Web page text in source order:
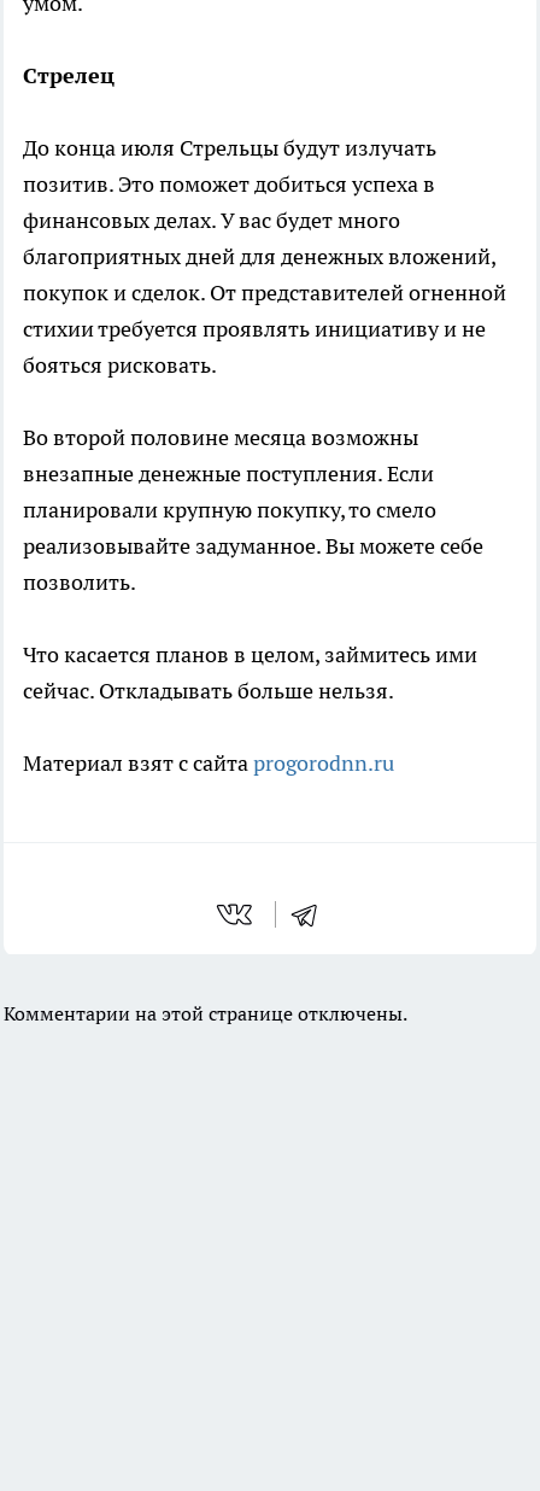
Стрелец
До конца июля Стрельцы будут излучать
позитив. Это поможет добиться успеха в
финансовых делах. У вас будет много
благоприятных дней для денежных вложений,
покупок и сделок. От представителей огненной
стихии требуется проявлять инициативу и не
бояться рисковать.
Во второй половине месяца возможны
внезапные денежные поступления. Если
планировали крупную покупку, то смело
реализовывайте задуманное. Вы можете себе
позволить.
Что касается планов в целом, займитесь ими
сейчас. Откладывать больше нельзя.
Материал взят с сайтаprogorodnn.ru
Комментарии на этой странице отключены.